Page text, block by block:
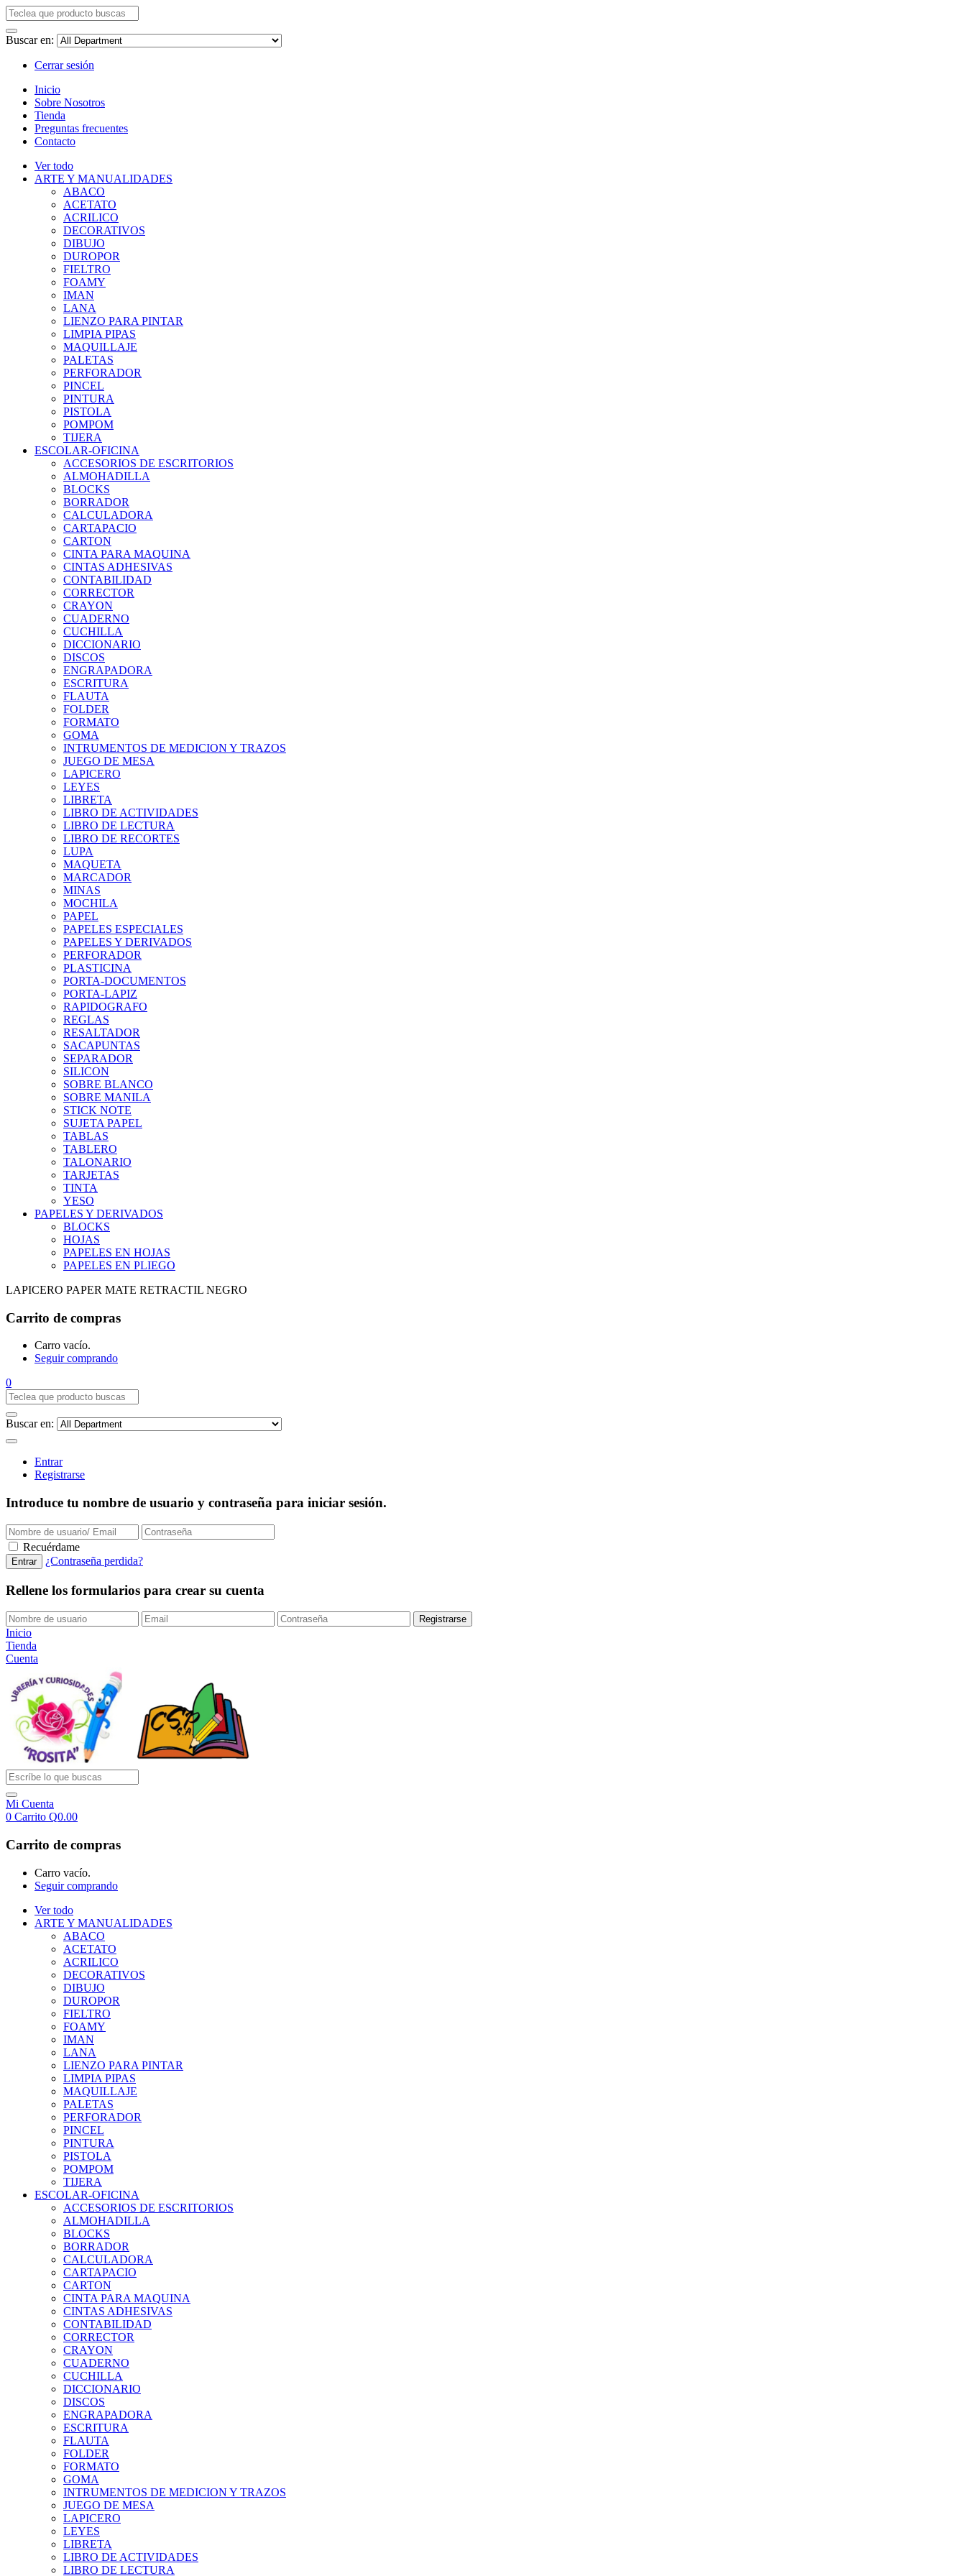
Buscar en:
Cerrar sesión
Inicio
Sobre Nosotros
Tienda
Preguntas frecuentes
Contacto
Ver todo
ARTE Y MANUALIDADES
ABACO
ACETATO
ACRILICO
DECORATIVOS
DIBUJO
DUROPOR
FIELTRO
FOAMY
IMAN
LANA
LIENZO PARA PINTAR
LIMPIA PIPAS
MAQUILLAJE
PALETAS
PERFORADOR
PINCEL
PINTURA
PISTOLA
POMPOM
TIJERA
ESCOLAR-OFICINA
ACCESORIOS DE ESCRITORIOS
ALMOHADILLA
BLOCKS
BORRADOR
CALCULADORA
CARTAPACIO
CARTON
CINTA PARA MAQUINA
CINTAS ADHESIVAS
CONTABILIDAD
CORRECTOR
CRAYON
CUADERNO
CUCHILLA
DICCIONARIO
DISCOS
ENGRAPADORA
ESCRITURA
FLAUTA
FOLDER
FORMATO
GOMA
INTRUMENTOS DE MEDICION Y TRAZOS
JUEGO DE MESA
LAPICERO
LEYES
LIBRETA
LIBRO DE ACTIVIDADES
LIBRO DE LECTURA
LIBRO DE RECORTES
LUPA
MAQUETA
MARCADOR
MINAS
MOCHILA
PAPEL
PAPELES ESPECIALES
PAPELES Y DERIVADOS
PERFORADOR
PLASTICINA
PORTA-DOCUMENTOS
PORTA-LAPIZ
RAPIDOGRAFO
REGLAS
RESALTADOR
SACAPUNTAS
SEPARADOR
SILICON
SOBRE BLANCO
SOBRE MANILA
STICK NOTE
SUJETA PAPEL
TABLAS
TABLERO
TALONARIO
TARJETAS
TINTA
YESO
PAPELES Y DERIVADOS
BLOCKS
HOJAS
PAPELES EN HOJAS
PAPELES EN PLIEGO
LAPICERO PAPER MATE RETRACTIL NEGRO
Carrito de compras
Carro vacío.
Seguir comprando
0
Buscar en:
Entrar
Registrarse
Introduce tu nombre de usuario y contraseña para iniciar sesión.
Recuérdame
¿Contraseña perdida?
Rellene los formularios para crear su cuenta
Inicio
Tienda
Cuenta
Mi Cuenta
0 Carrito Q0.00
Carrito de compras
Carro vacío.
Seguir comprando
Ver todo
ARTE Y MANUALIDADES
ABACO
ACETATO
ACRILICO
DECORATIVOS
DIBUJO
DUROPOR
FIELTRO
FOAMY
IMAN
LANA
LIENZO PARA PINTAR
LIMPIA PIPAS
MAQUILLAJE
PALETAS
PERFORADOR
PINCEL
PINTURA
PISTOLA
POMPOM
TIJERA
ESCOLAR-OFICINA
ACCESORIOS DE ESCRITORIOS
ALMOHADILLA
BLOCKS
BORRADOR
CALCULADORA
CARTAPACIO
CARTON
CINTA PARA MAQUINA
CINTAS ADHESIVAS
CONTABILIDAD
CORRECTOR
CRAYON
CUADERNO
CUCHILLA
DICCIONARIO
DISCOS
ENGRAPADORA
ESCRITURA
FLAUTA
FOLDER
FORMATO
GOMA
INTRUMENTOS DE MEDICION Y TRAZOS
JUEGO DE MESA
LAPICERO
LEYES
LIBRETA
LIBRO DE ACTIVIDADES
LIBRO DE LECTURA